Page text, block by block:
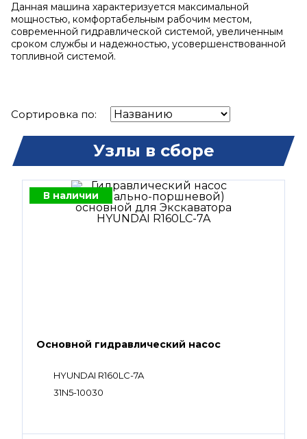
Данная машина характеризуется максимальной
мощностью, комфортабельным рабочим местом,
современной гидравлической системой, увеличенным
сроком службы и надежностью, усовершенствованной
топливной системой.
Сортировка по:
Узлы в сборе
В наличии
Основной гидравлический насос
HYUNDAI R160LC-7A
31N5-10030